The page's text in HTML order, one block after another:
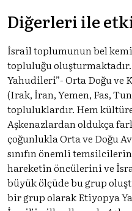
Diğerleri ile
İsrail toplumunun bel
topluluğu
Yahudileri”- Orta Doğu ve
(Irak, İran, Yemen, Fas,
topluluklardır. Hem
Aşkenazlardan oldukça
çoğunlukla Orta ve Doğu
sınıfın önemli
hareketin öncülerini ve
büyük ölçüde bu grup
bir grup olarak Etiyopya